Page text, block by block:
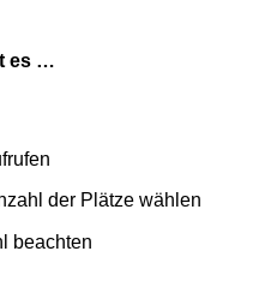
es …
der Plätze wählen
beachten